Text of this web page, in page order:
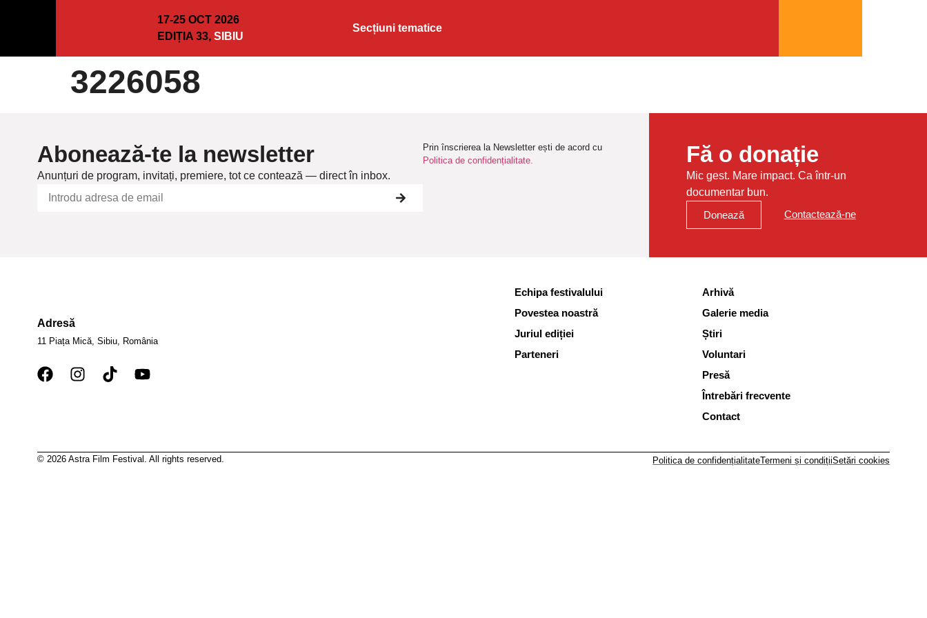
17-25 OCT 2026
EDIȚIA 33,SIBIU
Secțiuni tematice
3226058
Abonează-te la newsletter
Anunțuri de program, invitați, premiere, tot ce contează — direct în inbox.
Prin înscrierea la Newsletter ești de acord cu
Politica de confidențialitate.
Fă o donație
Mic gest. Mare impact. Ca într-un
documentar bun.
Donează
Contactează-ne
Adresă
11 Piața Mică, Sibiu, România
Echipa festivalului
Povestea noastră
Juriul ediției
Parteneri
Arhivă
Galerie media
Știri
Voluntari
Presă
Întrebări frecvente
Contact
© 2026 Astra Film Festival. All rights reserved. Politica de confidențialitateTermeni și condițiiSetări cookies